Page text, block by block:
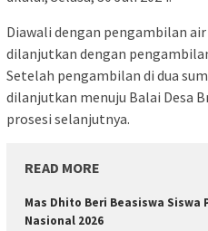
Diawali dengan pengambilan
dilanjutkan dengan
Setelah pengambilan di dua
dilanjutkan menuju Balai Desa
prosesi selanjutnya.
READ MORE
Mas Dhito Beri Beasiswa Siswa
Nasional 2026